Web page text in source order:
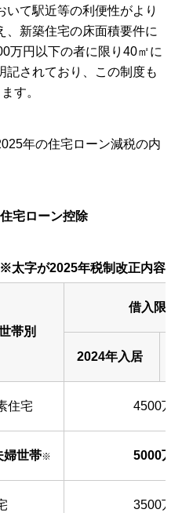
いて駅近等の利便性がより
、新築住宅の床面積要件に
万円以下の者に限り40㎡に
記されており、この制度も
す。
年の住宅ローン減税の内
宅ローン控除
※太字が2025年税制改正内容
帯別
借入限度額
2024年入居
住宅 4500万円
婦世帯※ 5000万円
3500万円